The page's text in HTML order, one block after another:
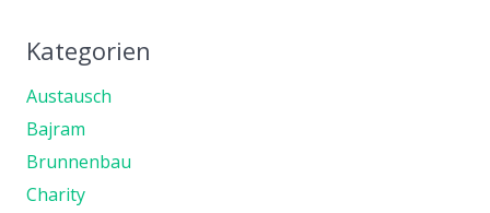
Kategorien
Austausch
Bajram
Brunnenbau
Charity